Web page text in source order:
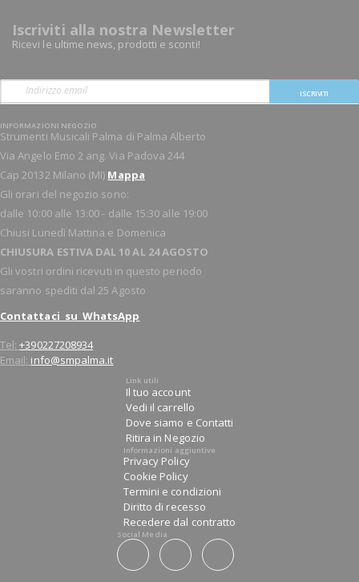
Iscriviti alla nostra Newsletter
Ricevi le ultime news, prodotti e sconti!
ISCRIVITI
INFORMAZIONI NEGOZIO
Strumenti Musicali Palma di Palma Alberto
Via Angelo Emo 2 ang. Via Padova 244
Cap 20132 Milano (MI) Mappa
Gli orari del negozio sono:
dalle 10:00 alle 13:00 - dalle 15:30 alle 19:00
Chiusi Lunedì Mattina e Domenica
CHIUSURA ESTIVA DAL 10 AL 24 AGOSTO
Gli vostri ordini ricevuti in questo periodo
saranno spediti dal 25 Agosto
Contattaci su WhatsApp
Tel:+390227208934
Email: info@smpalma.it
Link utili
Il tuo account
Vedi il carrello
Dove siamo e Contatti
Ritira in Negozio
Informazioni aggiuntive
Privacy Policy
Cookie Policy
Termini e condizioni
Diritto di recesso
Recedere dal contratto
Social Media